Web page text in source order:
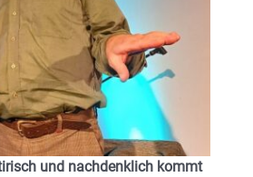
und nachdenklich kommt